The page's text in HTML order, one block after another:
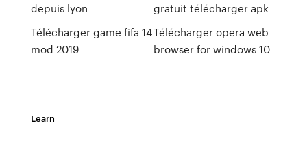
depuis lyon
Télécharger game fifa 14
mod 2019
gratuit télécharger apk
Télécharger opera web
browser for windows 10
Learn